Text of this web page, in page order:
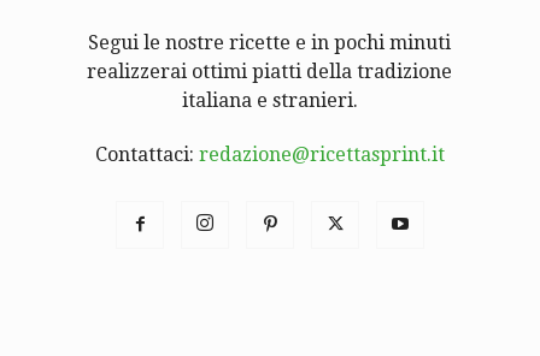
Segui le nostre ricette e in pochi minuti
realizzerai ottimi piatti della tradizione
italiana e stranieri.
Contattaci: redazione@ricettasprint.it